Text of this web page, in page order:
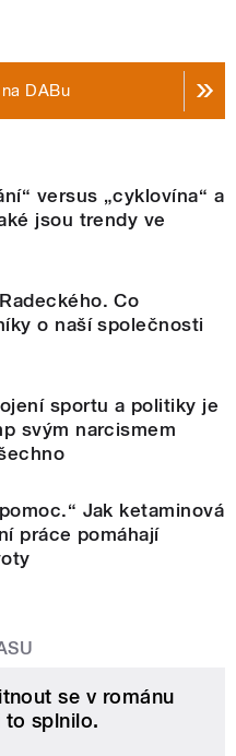
DABu
versus „cyklovína“ a
jsou trendy ve
Co
o naší společnosti
sportu a politiky je
svým narcismem
Jak ketaminová
práce pomáhají
se v románu
to splnilo.